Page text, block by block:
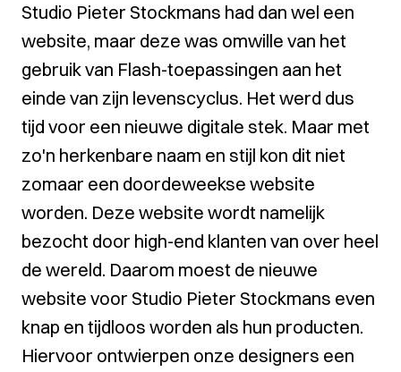
Studio Pieter Stockmans had dan wel een
website, maar deze was omwille van het
gebruik van Flash-toepassingen aan het
einde van zijn levenscyclus. Het werd dus
tijd voor een nieuwe digitale stek. Maar met
zo'n herkenbare naam en stijl kon dit niet
zomaar een doordeweekse website
worden. Deze website wordt namelijk
bezocht door high-end klanten van over heel
de wereld. Daarom moest de nieuwe
website voor Studio Pieter Stockmans even
knap en tijdloos worden als hun producten.
Hiervoor ontwierpen onze designers een